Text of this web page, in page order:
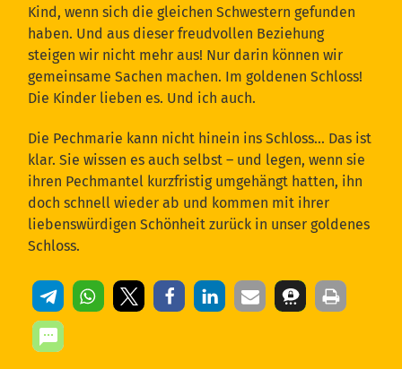
Kind, wenn sich die gleichen Schwestern gefunden
haben. Und aus dieser freudvollen Beziehung
steigen wir nicht mehr aus! Nur darin können wir
gemeinsame Sachen machen. Im goldenen Schloss!
Die Kinder lieben es. Und ich auch.
Die Pechmarie kann nicht hinein ins Schloss… Das ist
klar. Sie wissen es auch selbst – und legen, wenn sie
ihren Pechmantel kurzfristig umgehängt hatten, ihn
doch schnell wieder ab und kommen mit ihrer
liebenswürdigen Schönheit zurück in unser goldenes
Schloss.